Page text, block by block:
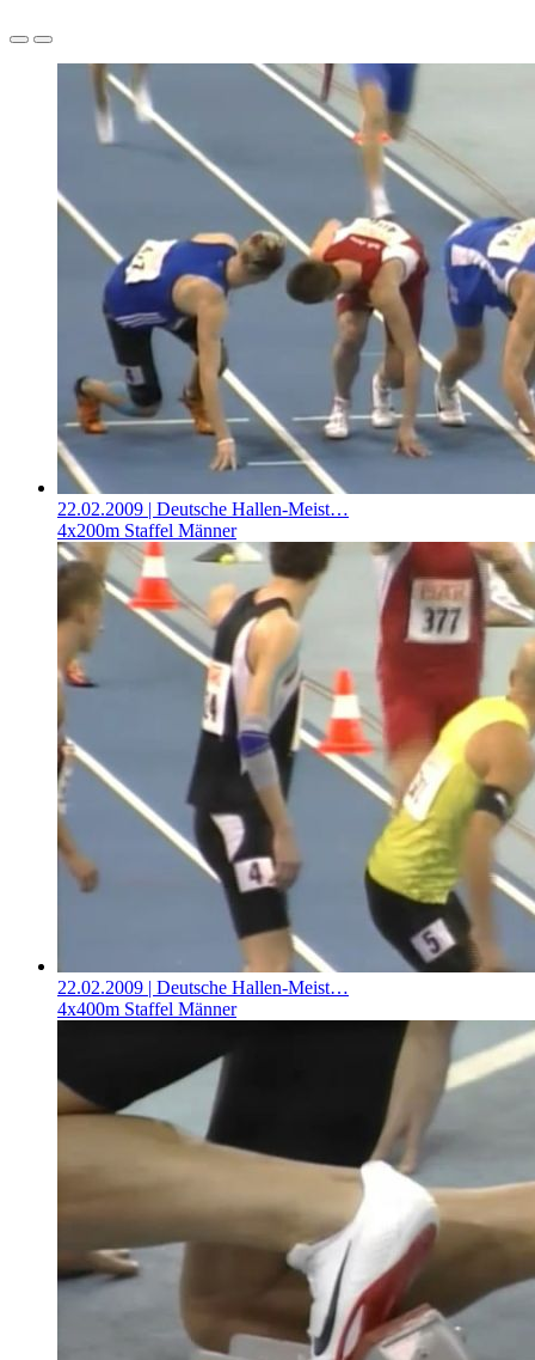
22.02.2009 | Deutsche Hallen-Meist…
4x200m Staffel Männer
22.02.2009 | Deutsche Hallen-Meist…
4x400m Staffel Männer